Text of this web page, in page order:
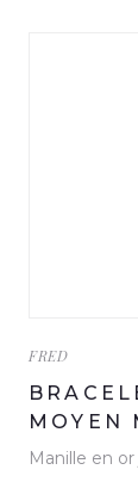
FRED
MOYEN
Manille en